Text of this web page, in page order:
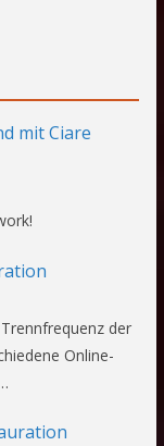
mit Ciare
der
Online-